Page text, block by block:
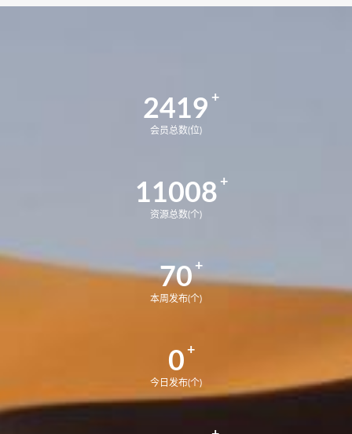
2419
会员总数(位)
11008
资源总数(个)
70
本周发布(个)
0
今日发布(个)